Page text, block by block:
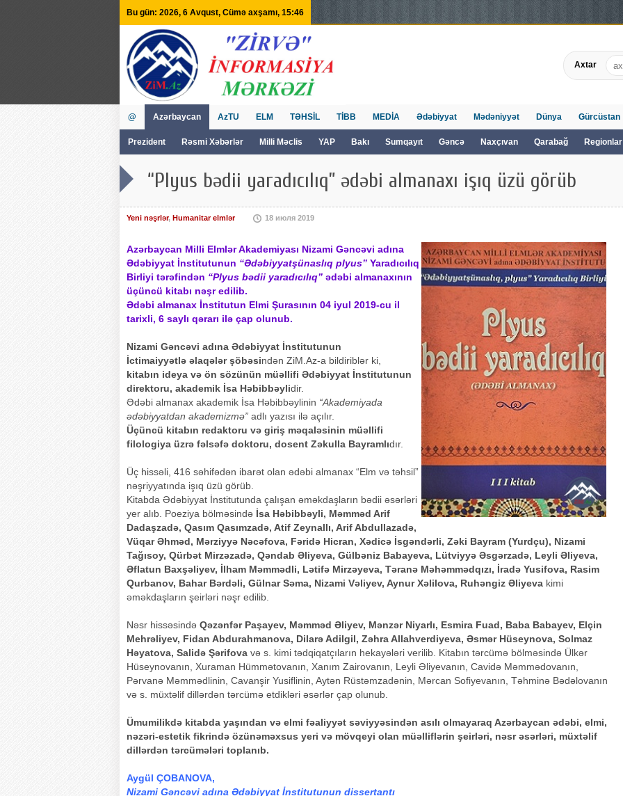
Bu gün: 2026, 6 Avqust, Cümə axşamı, 15:46
Axtar
@ Azərbaycan
Prezident Rəsmi Xəbərlər Milli Məclis YAP Bakı Sumqayıt Gəncə Naxçıvan Qarabağ Regionlar
AzTU ELM TƏHSİL TİBB MEDİA Ədəbiyyat Mədəniyyət Dünya Gürcüstan
“Plyus bədii yaradıcılıq” ədəbi almanaxı işıq üzü görüb
Yeni nəşrlər, Humanitar elmlər 18 июля 2019
Azərbaycan Milli Elmlər Akademiyası Nizami Gəncəvi adına
Ədəbiyyat İnstitutunun “Ədəbiyyatşünaslıq plyus” Yaradıcılıq
Birliyi tərəfindən “Plyus bədii yaradıcılıq” ədəbi almanaxının
üçüncü kitabı nəşr edilib.
Ədəbi almanax İnstitutun Elmi Şurasının 04 iyul 2019-cu il
tarixli, 6 saylı qərarı ilə çap olunub.
Nizami Gəncəvi adına Ədəbiyyat İnstitutunun
İctimaiyyətlə əlaqələr şöbəsindən ZiM.Az-a bildiriblər ki,
kitabın ideya və ön sözünün müəllifi Ədəbiyyat İnstitutunun
direktoru, akademik İsa Həbibbəylidir.
Ədəbi almanax akademik İsa Həbibbəylinin “Akademiyada
ədəbiyyatdan akademizmə” adlı yazısı ilə açılır.
Üçüncü kitabın redaktoru və giriş məqaləsinin müəllifi
filologiya üzrə fəlsəfə doktoru, dosent Zəkulla Bayramlıdır.
Üç hissəli, 416 səhifədən ibarət olan ədəbi almanax “Elm və təhsil”
nəşriyyatında işıq üzü görüb.
Kitabda Ədəbiyyat İnstitutunda çalışan əməkdaşların bədii əsərləri
yer alıb. Poeziya bölməsində İsa Həbibbəyli, Məmməd Arif
Dadaşzadə, Qasım Qasımzadə, Atif Zeynallı, Arif Abdullazadə,
Vüqar Əhməd, Mərziyyə Nəcəfova, Fəridə Hicran, Xədicə İsgəndərli, Zəki Bayram (Yurdçu), Nizami
Tağısoy, Qürbət Mirzəzadə, Qəndab Əliyeva, Gülbəniz Babayeva, Lütviyyə Əsgərzadə, Leyli Əliyeva,
Əflatun Baxşəliyev, İlham Məmmədli, Lətifə Mirzəyeva, Təranə Məhəmmədqızı, İradə Yusifova, Rasim
Qurbanov, Bahar Bərdəli, Gülnar Səma, Nizami Vəliyev, Aynur Xəlilova, Ruhəngiz Əliyeva kimi
əməkdaşların şeirləri nəşr edilib.
Nəsr hissəsində Qəzənfər Paşayev, Məmməd Əliyev, Mənzər Niyarlı, Esmira Fuad, Baba Babayev, Elçin
Mehrəliyev, Fidan Abdurahmanova, Dilarə Adilgil, Zəhra Allahverdiyeva, Əsmər Hüseynova, Solmaz
Həyatova, Salidə Şərifova və s. kimi tədqiqatçıların hekayələri verilib. Kitabın tərcümə bölməsində Ülkər
Hüseynovanın, Xuraman Hümmətovanın, Xanım Zairovanın, Leyli Əliyevanın, Cavidə Məmmədovanın,
Pərvanə Məmmədlinin, Cavanşir Yusiflinin, Aytən Rüstəmzadənin, Mərcan Sofiyevanın, Təhminə Bədəlovanın
və s. müxtəlif dillərdən tərcümə etdikləri əsərlər çap olunub.
Ümumilikdə kitabda yaşından və elmi fəaliyyət səviyyəsindən asılı olmayaraq Azərbaycan ədəbi, elmi,
nəzəri-estetik fikrində özünəməxsus yeri və mövqeyi olan müəlliflərin şeirləri, nəsr əsərləri, müxtəlif
dillərdən tərcümələri toplanıb.
Aygül ÇOBANOVA,
Nizami Gəncəvi adına Ədəbiyyat İnstitutunun dissertantı